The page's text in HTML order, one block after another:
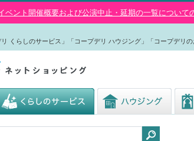
ベント開催概要および公演中止・延期の一覧につい
くらしのサービス」「コープデリ ハウジング」「コープデリの